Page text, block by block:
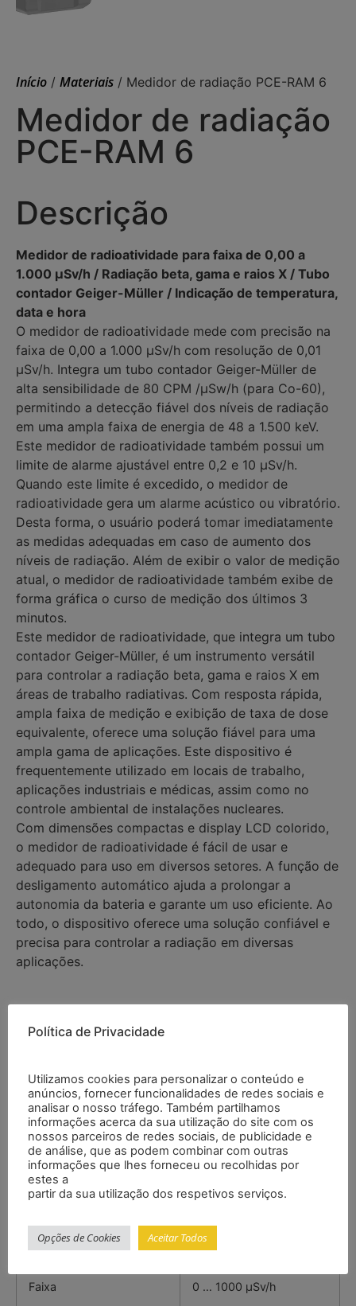
Início / Materiais / Medidor de radiação PCE-RAM 6
Medidor de radiação
PCE-RAM 6
Descrição
Medidor de radioatividade para faixa de 0,00 a
1.000 µSv/h / Radiação beta, gama e raios X / Tubo
contador Geiger-Müller / Indicação de temperatura,
data e hora
O medidor de radioatividade mede com precisão na
faixa de 0,00 a 1.000 µSv/h com resolução de 0,01
µSv/h. Integra um tubo contador Geiger-Müller de
alta sensibilidade de 80 CPM /μSw/h (para Co-60),
permitindo a detecção fiável dos níveis de radiação
em uma ampla faixa de energia de 48 a 1.500 keV.
Este medidor de radioatividade também possui um
limite de alarme ajustável entre 0,2 e 10 µSv/h.
Quando este limite é excedido, o medidor de
radioatividade gera um alarme acústico ou vibratório.
Desta forma, o usuário poderá tomar imediatamente
as medidas adequadas em caso de aumento dos
níveis de radiação. Além de exibir o valor de medição
atual, o medidor de radioatividade também exibe de
forma gráfica o curso de medição dos últimos 3
minutos.
Este medidor de radioatividade, que integra um tubo
contador Geiger-Müller, é um instrumento versátil
para controlar a radiação beta, gama e raios X em
áreas de trabalho radiativas. Com resposta rápida,
ampla faixa de medição e exibição de taxa de dose
equivalente, oferece uma solução fiável para uma
ampla gama de aplicações. Este dispositivo é
frequentemente utilizado em locais de trabalho,
aplicações industriais e médicas, assim como no
controle ambiental de instalações nucleares.
Com dimensões compactas e display LCD colorido,
o medidor de radioatividade é fácil de usar e
adequado para uso em diversos setores. A função de
desligamento automático ajuda a prolongar a
autonomia da bateria e garante um uso eficiente. Ao
todo, o dispositivo oferece uma solução confiável e
precisa para controlar a radiação em diversas
aplicações.
Características
– Sensibilidade de 80 CPM /μSw/h (para Co-60)
– Alarme acústico e por vibração
– Valores limite: 0,2 μSv/h … 10 μSv/h
– Sensor: Tubo contador Geiger-Müller
– Desligamento automático
Especificações
Radiação
Faixa 0 … 1000 µSv/h
Política de Privacidade
Utilizamos cookies para personalizar o conteúdo e
anúncios, fornecer funcionalidades de redes sociais e
analisar o nosso tráfego. Também partilhamos
informações acerca da sua utilização do site com os
nossos parceiros de redes sociais, de publicidade e
de análise, que as podem combinar com outras
informações que lhes forneceu ou recolhidas por
estes a
partir da sua utilização dos respetivos serviços.
Opções de Cookies Aceitar Todos